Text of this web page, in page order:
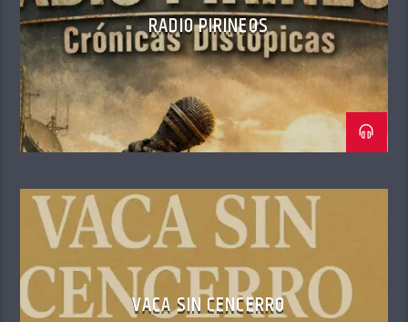
RADIO PIRINEOS
VACA SIN CENCERRO